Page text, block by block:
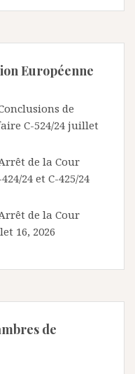
Européenne
de
C-524/24 juillet
de la Cour
24 et C-425/24
de la Cour
16, 2026
de